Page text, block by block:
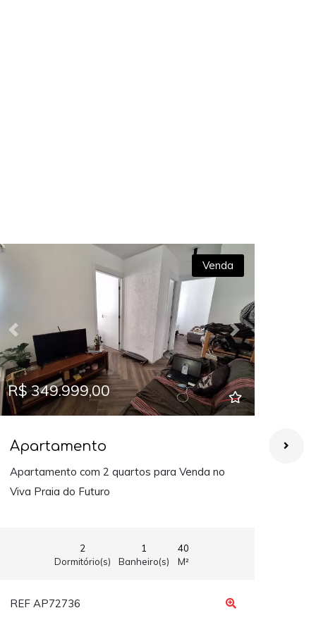
Previous Next
Venda
R$ 349.999,00
Apartamento
Apartamento com 2 quartos para Venda no
Viva Praia do Futuro
2
Dormitório(s)
1
Banheiro(s)
40
M²
REF AP72736